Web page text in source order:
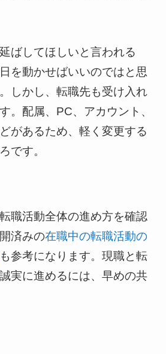
ばしてほしいと言われる
を動かせばいいのではと思
しかし、転職先も受け入れ
。配属、PC、アカウント、
があるため、軽く変更する
です。
職活動全体の進め方を確認
済みの在職中の転職活動の
も参考になります。現職と転
実に進めるには、早めの共